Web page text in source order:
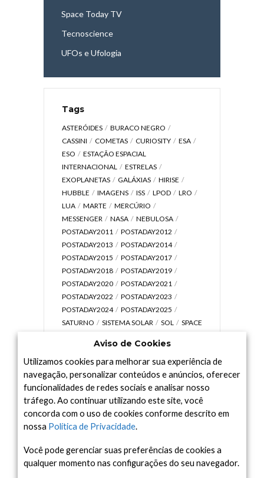
Space Today TV
Tecnoscience
UFOs e Ufologia
Tags
ASTERÓIDES
BURACO NEGRO
CASSINI
COMETAS CURIOSITY
ESA
ESO
ESTAÇÃO ESPACIAL
INTERNACIONAL
ESTRELAS
EXOPLANETAS
GALÁXIAS
HIRISE
HUBBLE
IMAGENS ISS LPOD
LRO
LUA
MARTE
MERCÚRIO
MESSENGER
NASA
NEBULOSA
POSTADAY2011
POSTADAY2012
POSTADAY2013
POSTADAY2014
POSTADAY2015
POSTADAY2017
POSTADAY2018
POSTADAY2019
POSTADAY2020
POSTADAY2021
POSTADAY2022
POSTADAY2023
POSTADAY2024
POSTADAY2025
SATURNO
SISTEMA SOLAR SOL
SPACE
UNIVERSO
VÍDEO
Arquivo
Arquivo
Aviso de Cookies
Utilizamos cookies para melhorar sua experiência de
navegação, personalizar conteúdos e anúncios, oferecer
funcionalidades de redes sociais e analisar nosso
tráfego. Ao continuar utilizando este site, você
concorda com o uso de cookies conforme descrito em
nossa Política de Privacidade.
Você pode gerenciar suas preferências de cookies a
qualquer momento nas configurações do seu navegador.